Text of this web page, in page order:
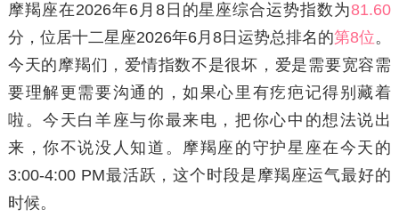
摩羯座在2026年6月8日 的星座综合运势指数为81.60
分，位居十二星座2026年6月8日运势总排名的第8位。
今天的摩羯们，爱情指数不是很坏，爱是需要宽容需
要理解更需要沟通的，如果心里有疙疤记得别藏着
啦。今天白羊座与你最来电，把你心中的想法说出
来，你不说没人知道。摩羯座的守护星座在今天的
3:00-4:00 PM最活跃，这个时段是摩羯座运气最好的
时候。